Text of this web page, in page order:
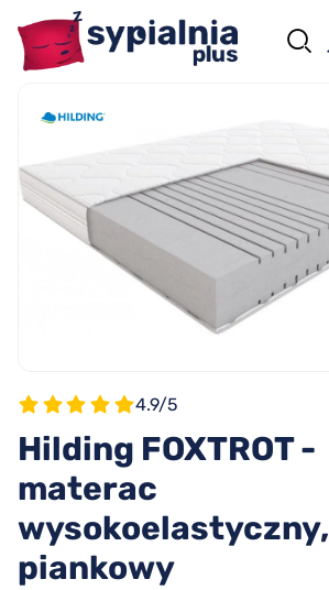
4.9/5
Hilding FOXTROT -
materac
wysokoelastyczny,
piankowy